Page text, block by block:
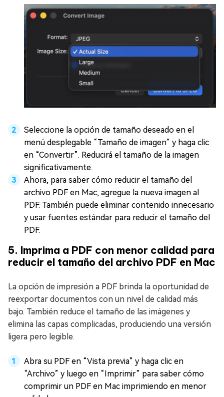
Seleccione la opción de tamaño deseado en el
menú desplegable “Tamaño de imagen” y haga clic
en “Convertir”. Reducirá el tamaño de la imagen
significativamente.
Ahora, para saber cómo reducir el tamaño del
archivo PDF en Mac, agregue la nueva imagen al
PDF. También puede eliminar contenido innecesario
y usar fuentes estándar para reducir el tamaño del
PDF.
5. Imprima a PDF con menor calidad para
reducir el tamaño del archivo PDF en Mac
La opción de impresión a PDF brinda la oportunidad de
reexportar documentos con un nivel de calidad más
bajo. También reduce el tamaño de las imágenes y
elimina las capas complicadas, produciendo una versión
ligera pero legible.
Abra su PDF en “Vista previa” y haga clic en
“Archivo” y luego en “Imprimir” para saber cómo
comprimir un PDF en Mac imprimiendo en menor